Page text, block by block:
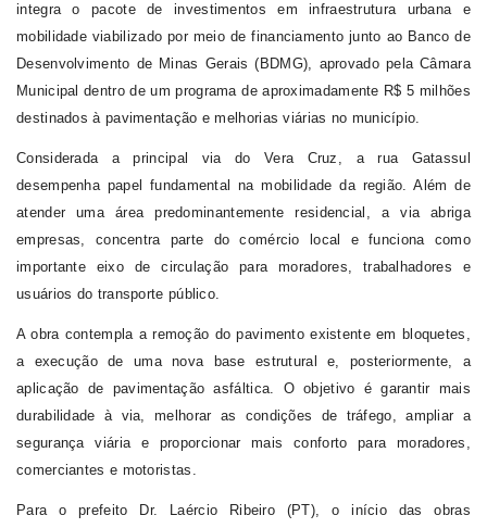
integra o pacote de investimentos em infraestrutura urbana e
mobilidade viabilizado por meio de financiamento junto ao Banco de
Desenvolvimento de Minas Gerais (BDMG), aprovado pela Câmara
Municipal dentro de um programa de aproximadamente R$ 5 milhões
destinados à pavimentação e melhorias viárias no município.
Considerada a principal via do Vera Cruz, a rua Gatassul
desempenha papel fundamental na mobilidade da região. Além de
atender uma área predominantemente residencial, a via abriga
empresas, concentra parte do comércio local e funciona como
importante eixo de circulação para moradores, trabalhadores e
usuários do transporte público.
A obra contempla a remoção do pavimento existente em bloquetes,
a execução de uma nova base estrutural e, posteriormente, a
aplicação de pavimentação asfáltica. O objetivo é garantir mais
durabilidade à via, melhorar as condições de tráfego, ampliar a
segurança viária e proporcionar mais conforto para moradores,
comerciantes e motoristas.
Para o prefeito Dr. Laércio Ribeiro (PT), o início das obras